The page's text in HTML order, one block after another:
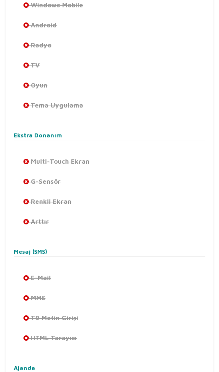
Windows Mobile
Android
Radyo
TV
Oyun
Tema Uygulama
Ekstra Donanım
Multi-Touch Ekran
G-Sensör
Renkli Ekran
Arttır
Mesaj (SMS)
E-Mail
MMS
T9 Metin Girişi
HTML Tarayıcı
Ajanda